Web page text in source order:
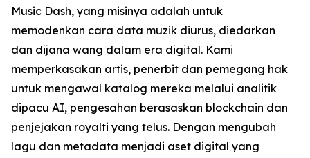
Music Dash, yang misinya adalah untuk
memodenkan cara data muzik diurus, diedarkan
dan dijana wang dalam era digital. Kami
memperkasakan artis, penerbit dan pemegang hak
untuk mengawal katalog mereka melalui analitik
dipacu AI, pengesahan berasaskan blockchain dan
penjejakan royalti yang telus. Dengan mengubah
lagu dan metadata menjadi aset digital yang